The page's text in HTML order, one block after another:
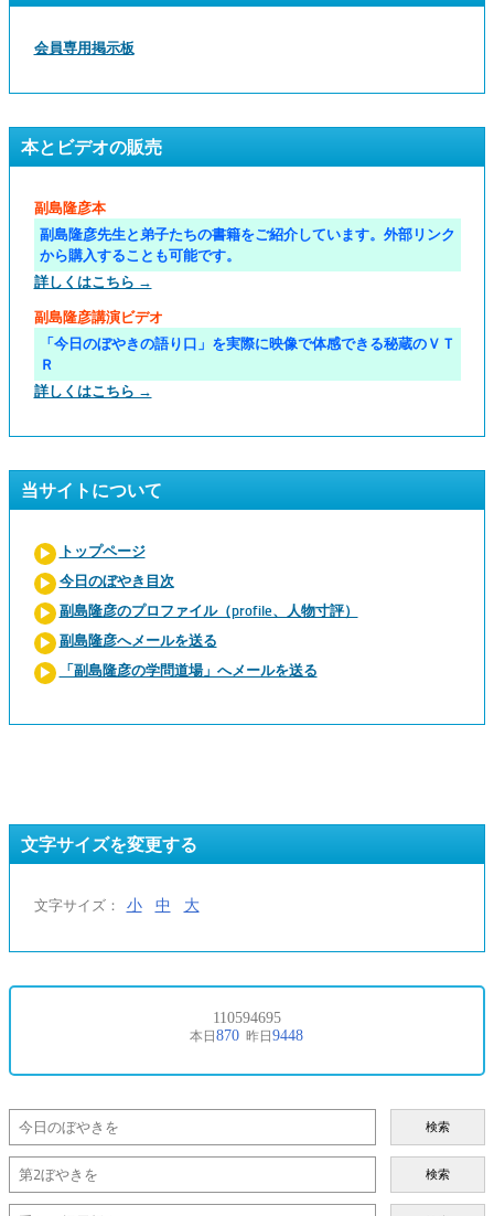
会員専用掲示板
本とビデオの販売
副島隆彦本
副島隆彦先生と弟子たちの書籍をご紹介しています。外部リンク
から購入することも可能です。
詳しくはこちら →
副島隆彦講演ビデオ
「今日のぼやきの語り口」を実際に映像で体感できる秘蔵のＶＴ
Ｒ
詳しくはこちら →
当サイトについて
トップページ
今日のぼやき目次
副島隆彦のプロファイル（profile、人物寸評）
副島隆彦へメールを送る
「副島隆彦の学問道場」へメールを送る
文字サイズを変更する
文字サイズ： 小 中 大
検索
検索